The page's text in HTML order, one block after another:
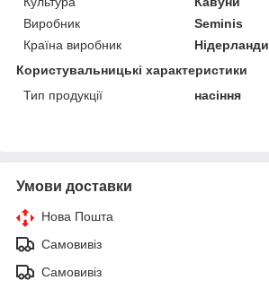
Виробник
Seminis
Країна виробник
Нідерланди
Користувальницькі характеристики
Тип продукції
насіння
Умови доставки
Нова Пошта
Самовивіз
Самовивіз